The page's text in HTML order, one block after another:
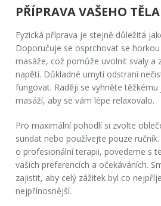
PŘÍPRAVA VAŠEHO TĚLA
Fyzická příprava je stejně důležitá
Doporučuje se osprchovat se
masáže, což pomůže uvolnit svaly a
napětí. Důkladné umytí odstraní
fungovat. Raději se vyhněte
masáží, aby se vám lépe relaxovalo.
Pro maximální pohodlí si zvolte
sundat nebo používejte pouze
o profesionální terapii, povedeme s
vašich preferencích a očekáváních.
zajistit, aby celý zážitek byl co
nejpřínosnější.